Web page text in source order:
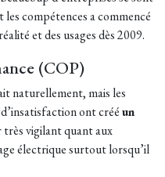
les compétences a commencé
et des usages dès 2009.
(COP)
naturellement, mais les
ont crééun
vigilant quant aux
électrique surtout lorsqu’il